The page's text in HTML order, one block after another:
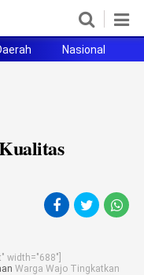
Nasional
width="688"]
Warga Wajo Tingkatkan